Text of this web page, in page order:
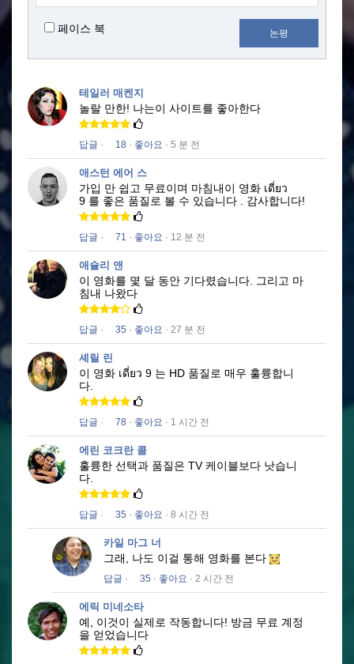
페이스 북 논평
테일러 매켄지
놀랄 만한! 나는이 사이트를 좋아한다
답글 · 18 · 좋아요 · 5 분 전
애스턴 에어 스
가입 만 쉽고 무료이며 마침내이 영화 เดี่ยว
9 를 좋은 품질로 볼 수 있습니다 . 감사합니다!
답글 · 71 · 좋아요 · 12 분 전
애슐리 앤
이 영화를 몇 달 동안 기다렸습니다. 그리고 마
침내 나왔다
답글 · 35 · 좋아요 · 27 분 전
셰릴 린
이 영화 เดี่ยว 9 는 HD 품질로 매우 훌륭합니
다.
답글 · 78 · 좋아요 · 1 시간 전
에린 코크란 콜
훌륭한 선택과 품질은 TV 케이블보다 낫습니
다.
답글 · 35 · 좋아요 · 8 시간 전
카일 마그 너
그래, 나도 이걸 통해 영화를 본다
답글 · 35 · 좋아요 · 2 시간 전
에릭 미네소타
예, 이것이 실제로 작동합니다! 방금 무료 계정
을 얻었습니다